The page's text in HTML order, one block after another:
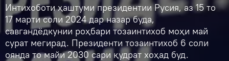
Интихоботи ҳаштуми президентии Русия, аз 15 то
17 марти соли 2024 дар назар буда,
савгандёдкунии роҳбари тозаинтихоб моҳи май
сурат мегирад. Президенти тозаинтихоб 6 соли
оянда то майи 2030 сари қудрат хоҳад буд.